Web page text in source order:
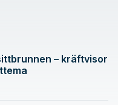
– kräftvisor